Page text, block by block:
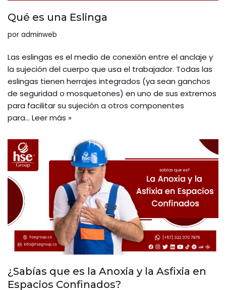
Qué es una Eslinga
por adminweb
Las eslingas es el medio de conexión entre el anclaje y
la sujeción del cuerpo que usa el trabajador. Todas las
eslingas tienen herrajes integrados (ya sean ganchos
de seguridad o mosquetones) en uno de sus extremos
para facilitar su sujeción a otros componentes
para… Leer más »
¿Sabías que es la Anoxia y la Asfixia en
Espacios Confinados?